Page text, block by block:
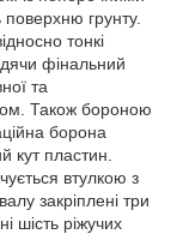
грунту.
тонкі
фінальний
та
Також бороною
борона
кут пластин.
втулкою з
закріплені три
шість ріжучих